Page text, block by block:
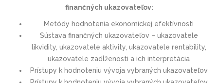
finančných ukazovateľov:
Metódy hodnotenia ekonomickej efektívnosti
Sústava finančných ukazovateľov – ukazovatele
likvidity, ukazovatele aktivity, ukazovatele rentability,
ukazovatele zadĺženosti a ich interpretácia
Prístupy k hodnoteniu vývoja vybraných ukazovateľov